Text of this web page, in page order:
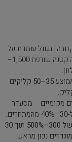
בגוגל עומדת על
– בלי אופטימיזציה, מסעדה קטנה שורפת 1,500–
35–50 קליקים
הדירוג מספר 1 בחיפושים מקומיים – מסעדה
תוך 30
נכון מראש.